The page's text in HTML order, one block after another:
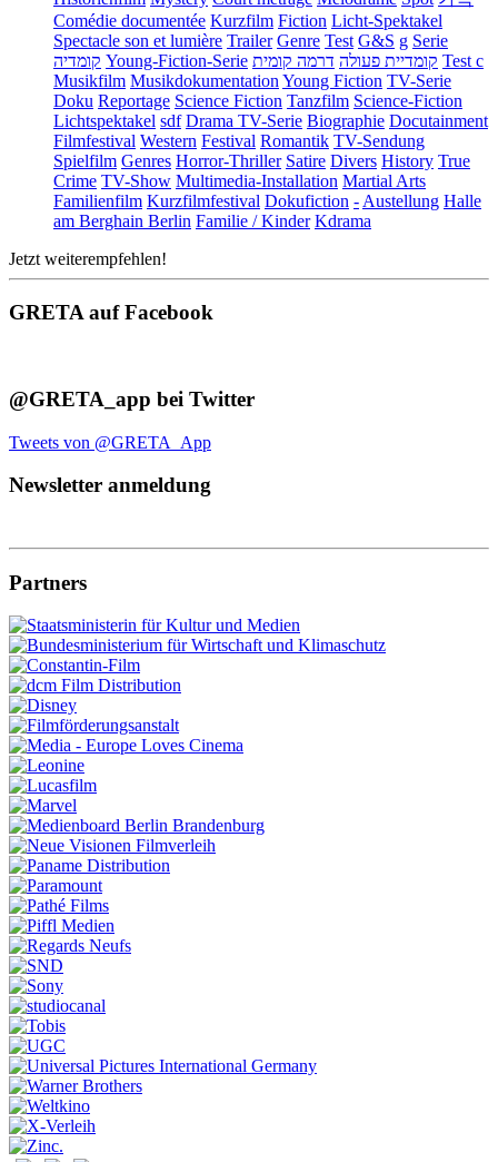
Comédie documentée Kurzfilm Fiction Licht-Spektakel
Spectacle son et lumière Trailer Genre Test G&S g Serie
קומדיה Young-Fiction-Serie קומדיית פעולה דרמה קומית
Test c
Musikfilm Musikdokumentation Young Fiction TV-Serie
Doku Reportage Science Fiction Tanzfilm Science-Fiction
Lichtspektakel sdf Drama TV-Serie Biographie Docutainment
Filmfestival Western Festival Romantik TV-Sendung
Spielfilm Genres Horror-Thriller Satire Divers History True
Crime TV-Show Multimedia-Installation Martial Arts
Familienfilm Kurzfilmfestival Dokufiction - Austellung Halle
am Berghain Berlin Familie / Kinder Kdrama
Jetzt weiterempfehlen!
GRETA auf Facebook
@GRETA_app bei Twitter
Tweets von @GRETA_App
Newsletter anmeldung
Partners